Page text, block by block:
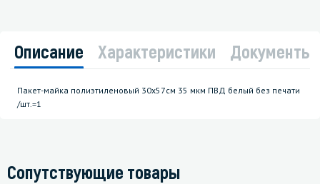
Описание Характеристики Документы
Пакет-майка полиэтиленовый 30х57см 35 мкм ПВД белый без печати
/шт.=1
Сопутствующие товары